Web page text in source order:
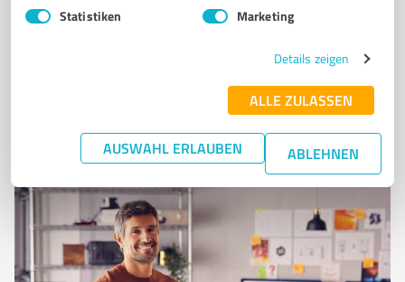
Statistiken Marketing
Details zeigen
ALLE ZULASSEN
AUSWAHL ERLAUBEN ABLEHNEN
www.ich-will-sixpack.de/